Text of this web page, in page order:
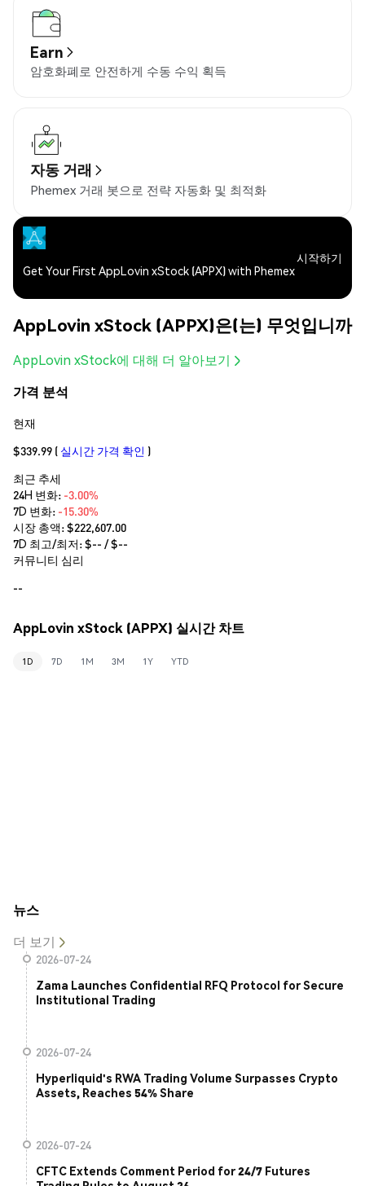
Earn
암호화폐로 안전하게 수동 수익 획득
자동 거래
Phemex 거래 봇으로 전략 자동화 및 최적화
Get Your First AppLovin xStock (APPX) with Phemex
시작하기
AppLovin xStock (APPX)은(는) 무엇입니까
AppLovin xStock에 대해 더 알아보기
가격 분석
현재
$339.99 ( 실시간 가격 확인 )
최근 추세
24H 변화: -3.00%
7D 변화: -15.30%
시장 총액:$222,607.00
7D 최고/최저: $-- / $--
커뮤니티 심리
--
AppLovin xStock (APPX) 실시간 차트
1D 7D 1M 3M 1Y YTD
뉴스
더 보기
2026-07-24
Zama Launches Confidential RFQ Protocol for Secure
Institutional Trading
2026-07-24
Hyperliquid's RWA Trading Volume Surpasses Crypto
Assets, Reaches 54% Share
2026-07-24
CFTC Extends Comment Period for 24/7 Futures